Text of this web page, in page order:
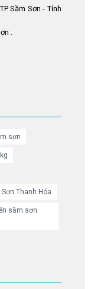
Sầm Sơn - Tỉnh
.
sơn
Thanh Hóa
sầm sơn